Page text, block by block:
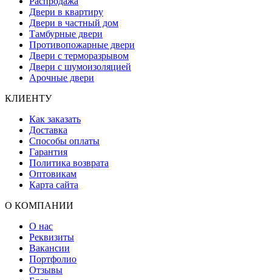
Двери в квартиру
Двери в частный дом
Тамбурные двери
Противопожарные двери
Двери с терморазрывом
Двери с шумоизоляцией
Арочные двери
КЛИЕНТУ
Как заказать
Доставка
Способы оплаты
Гарантия
Политика возврата
Оптовикам
Карта сайта
О КОМПАНИИ
О нас
Реквизиты
Вакансии
Портфолио
Отзывы